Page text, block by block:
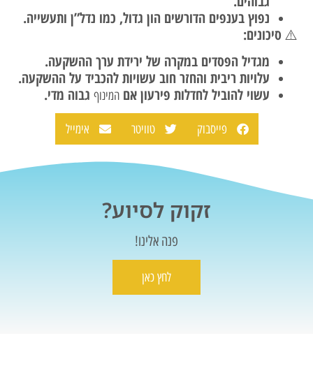
נפוץ בענפים הדורשים הון גדול, כמו נדל”ן ותעשייה.
⚠️ סיכונים:
מגדיל הפסדים במקרה של ירידת ערך ההשקעה.
עלויות ריבית והחזר חוב עשויות להכביד על ההשקעה.
עשוי להוביל לחדלות פירעון אםהמינוף גבוה מדי.
פייסבוק טוויטר אימייל
זקוק לסיוע?
פנה אלינו!
לחץ כאן